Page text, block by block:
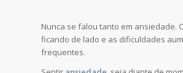
Nunca se falou tanto em ansiedade.
ficando de lado e as dificuldades
frequentes.